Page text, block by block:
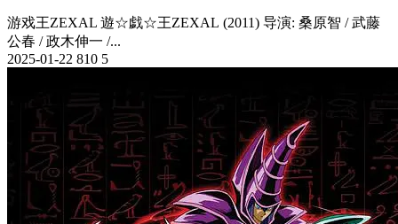
游戏王ZEXAL 遊☆戯☆王ZEXAL (2011) 导演: 桑原智 / 武藤
公春 / 政木伸一 /...
2025-01-22 810 5